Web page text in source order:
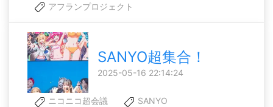
アフランプロジェクト
SANYO超集合！
2025-05-16 22:14:24
ニコニコ超会議
SANYO